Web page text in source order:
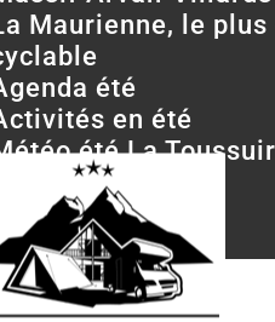
Maurienne, le
été
en été
été La
été
nous